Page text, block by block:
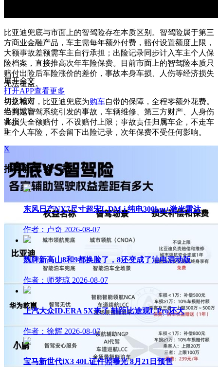
比亚迪兜底与市面上的智驾险存在本质区别。智驾险属于第三
方商业金融产品，车主需每年额外付费，赔付设置额度上限，
大额事故差额需车主自行承担；出险记录同步计入车主个人保
险档案，直接推高次年车险保费。目前市面上的智驾险本质只
赔付出险后车险涨价的差价，事故本身车损、人伤等经济损失
无法覆盖。
与之相对，比亚迪兜底为购车自带的保障，全程零额外花费。
经判定智驾系统引发的事故，车辆维修、第三方财产、人身伤
害损失全额赔付，不设赔付上限；事故责任归属车企，不走车
主个人车险，不会留下出险记录，次年保费不受任何影响。
展开全文
打开APP查看更多
切换城市
当前城市
北京
B
X
推荐新闻换一批
东风日产NX7尺寸超宋L DM-i 纯电300km+激光雷达
作者：卢奇 2026-08-07
魏牌新高山8和9都换脸了，8还变成了油电混动版
作者：师梦琼 2026-08-07
上汽大众ID.ERA 5X来了 轴距比途观L Pro还大
作者：徐辉 2026-08-07
宝马新世代iX3 40L证件照曝光 8月21日预售